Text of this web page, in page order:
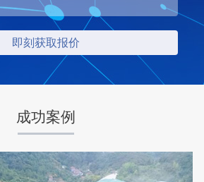
成功案例
设计产能
时产2000吨
生产原料
石灰岩
咨询该项目执行经理